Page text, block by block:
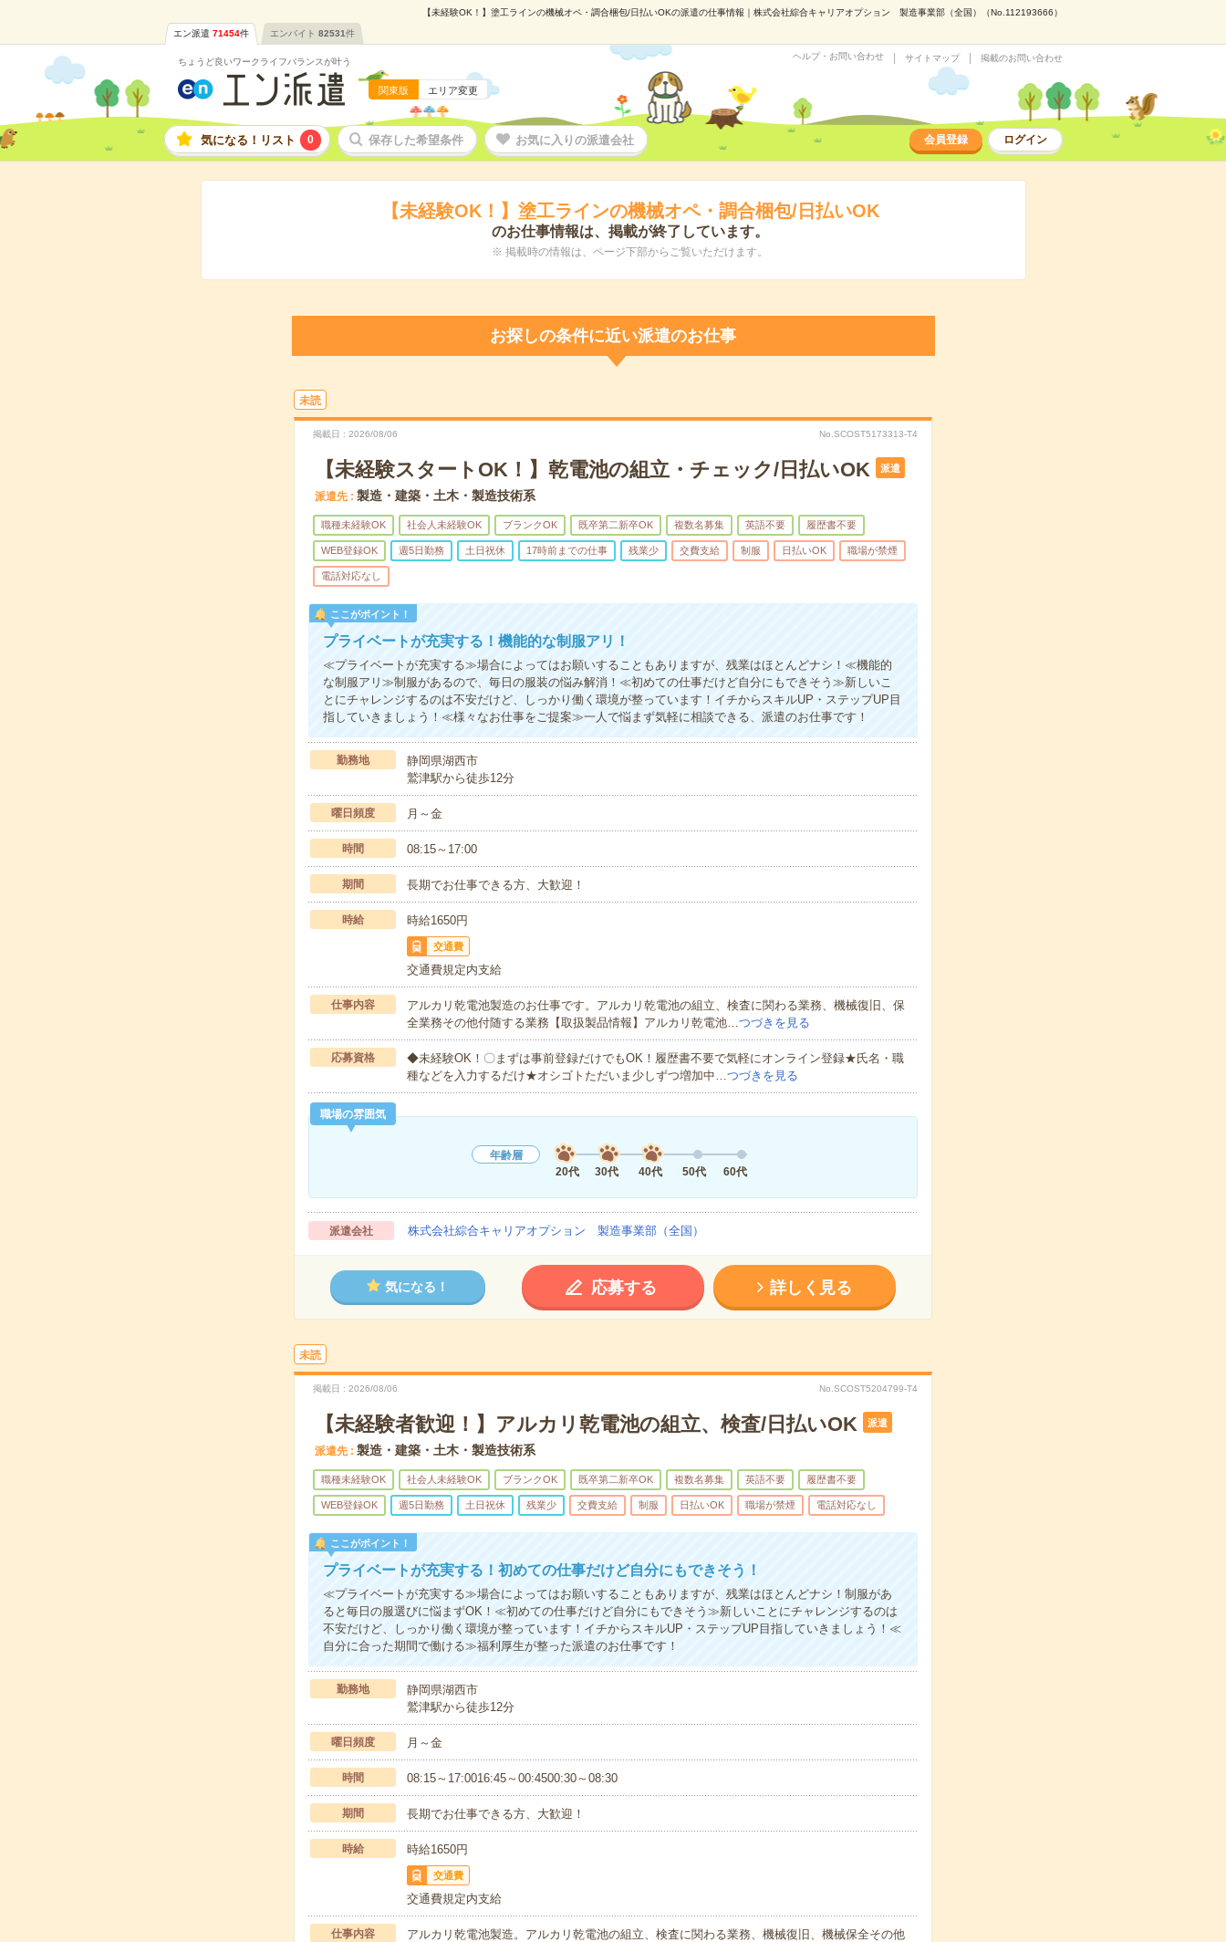
【未経験OK！】塗工ラインの機械オペ・調合梱包/日払いOKの派遣の仕事情報｜株式会社綜合キャリアオプション 製造事業部（全国）（No.112193666）
エン派遣 71454件 エンバイト 82531件
ちょうど良いワークライフバランスが叶う
関東版 エリア変更
ヘルプ・お問い合わせ サイトマップ 掲載のお問い合わせ
気になる！リスト 0 保存した希望条件 お気に入りの派遣会社 会員登録 ログイン
【未経験OK！】塗工ラインの機械オペ・調合梱包/日払いOK
のお仕事情報は、掲載が終了しています。
※ 掲載時の情報は、ページ下部からご覧いただけます。
お探しの条件に近い派遣のお仕事
未読
掲載日 2026/08/06 No.SCOST5173313-T4
【未経験スタートOK！】乾電池の組立・チェック/日払いOK 派遣
派遣先 製造・建築・土木・製造技術系
職種未経験OK 社会人未経験OK ブランクOK 既卒第二新卒OK 複数名募集 英語不要 履歴書不要
WEB登録OK 週5日勤務 土日祝休 17時前までの仕事 残業少 交費支給 制服 日払いOK 職場が禁煙
電話対応なし
ここがポイント！
プライベートが充実する！機能的な制服アリ！
≪プライベートが充実する≫場合によってはお願いすることもありますが、残業はほとんどナシ！≪機能的
な制服アリ≫制服があるので、毎日の服装の悩み解消！≪初めての仕事だけど自分にもできそう≫新しいこ
とにチャレンジするのは不安だけど、しっかり働く環境が整っています！イチからスキルUP・ステップUP目
指していきましょう！≪様々なお仕事をご提案≫一人で悩まず気軽に相談できる、派遣のお仕事です！
勤務地
静岡県湖西市
鷲津駅から徒歩12分
曜日頻度 月～金
時間 08:15～17:00
期間 長期でお仕事できる方、大歓迎！
時給 時給1650円
交通費
交通費規定内支給
仕事内容
アルカリ乾電池製造のお仕事です。アルカリ乾電池の組立、検査に関わる業務、機械復旧、保
全業務その他付随する業務【取扱製品情報】アルカリ乾電池…つづきを見る
応募資格
◆未経験OK！〇まずは事前登録だけでもOK！履歴書不要で気軽にオンライン登録★氏名・職
種などを入力するだけ★オシゴトただいま少しずつ増加中…つづきを見る
職場の雰囲気
年齢層
20代
30代 40代 50代 60代
派遣会社 株式会社綜合キャリアオプション 製造事業部（全国）
気になる！ 応募する 詳しく見る
未読
掲載日 2026/08/06 No.SCOST5204799-T4
【未経験者歓迎！】アルカリ乾電池の組立、検査/日払いOK 派遣
派遣先 製造・建築・土木・製造技術系
職種未経験OK 社会人未経験OK ブランクOK 既卒第二新卒OK 複数名募集 英語不要 履歴書不要
WEB登録OK 週5日勤務 土日祝休 残業少 交費支給 制服 日払いOK 職場が禁煙 電話対応なし
ここがポイント！
プライベートが充実する！初めての仕事だけど自分にもできそう！
≪プライベートが充実する≫場合によってはお願いすることもありますが、残業はほとんどナシ！制服があ
ると毎日の服選びに悩まずOK！≪初めての仕事だけど自分にもできそう≫新しいことにチャレンジするのは
不安だけど、しっかり働く環境が整っています！イチからスキルUP・ステップUP目指していきましょう！≪
自分に合った期間で働ける≫福利厚生が整った派遣のお仕事です！
勤務地
静岡県湖西市
鷲津駅から徒歩12分
曜日頻度 月～金
時間 08:15～17:0016:45～00:4500:30～08:30
期間 長期でお仕事できる方、大歓迎！
時給 時給1650円
交通費
交通費規定内支給
仕事内容
アルカリ乾電池製造。アルカリ乾電池の組立、検査に関わる業務、機械復旧、機械保全その他